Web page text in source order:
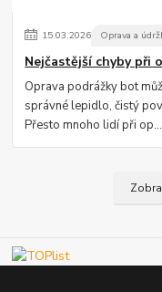
15.03.2026 Oprava a
Nejčastější chyby při
Oprava podrážky bot
správné lepidlo, čistý
Přesto mnoho lidí při